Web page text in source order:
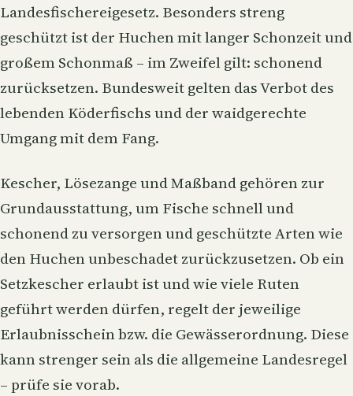
Landesfischereigesetz. Besonders streng
geschützt ist der Huchen mit langer Schonzeit und
großem Schonmaß – im Zweifel gilt: schonend
zurücksetzen. Bundesweit gelten das Verbot des
lebenden Köderfischs und der waidgerechte
Umgang mit dem Fang.
Kescher, Lösezange und Maßband gehören zur
Grundausstattung, um Fische schnell und
schonend zu versorgen und geschützte Arten wie
den Huchen unbeschadet zurückzusetzen. Ob ein
Setzkescher erlaubt ist und wie viele Ruten
geführt werden dürfen, regelt der jeweilige
Erlaubnisschein bzw. die Gewässerordnung. Diese
kann strenger sein als die allgemeine Landesregel
– prüfe sie vorab.